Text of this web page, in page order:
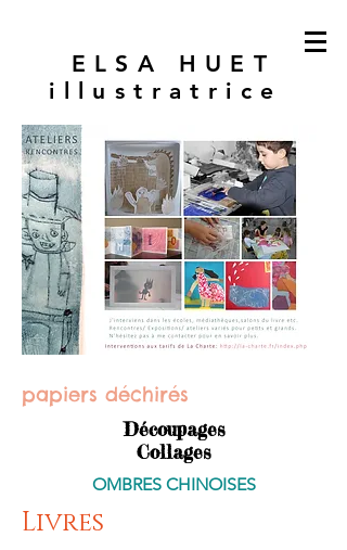
ELSA HUET
illustratrice
papiers déchirés
Découpages
Collages
OMBRES CHINOISES
Livres